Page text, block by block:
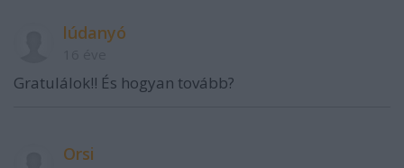
lúdanyó
Gratulálok!! És hogyan tovább?
Orsi